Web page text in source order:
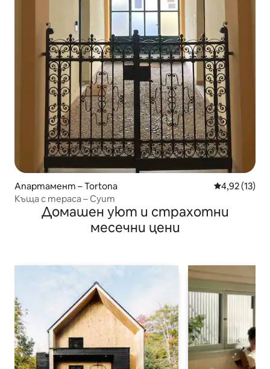
Апартамент – Tortona Средна
4,92 (13)
Къща с тераса – Суит
Домашен уют и страхотни
месечни цени